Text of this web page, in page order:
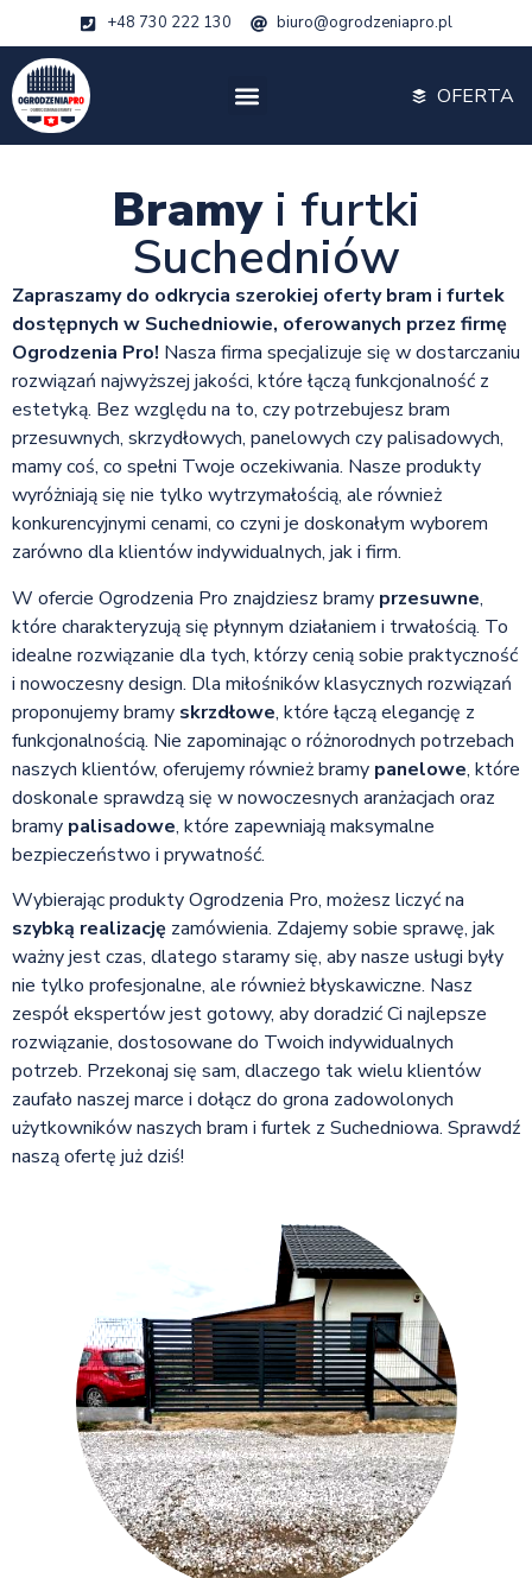
+48 730 222 130 biuro@ogrodzeniapro.pl
OFERTA
Bramy i furtki
Suchedniów
Zapraszamy do odkrycia szerokiej oferty bram i furtek
dostępnych w Suchedniowie, oferowanych przez firmę
Ogrodzenia Pro! Nasza firma specjalizuje się w dostarczaniu
rozwiązań najwyższej jakości, które łączą funkcjonalność z
estetyką. Bez względu na to, czy potrzebujesz bram
przesuwnych, skrzydłowych, panelowych czy palisadowych,
mamy coś, co spełni Twoje oczekiwania. Nasze produkty
wyróżniają się nie tylko wytrzymałością, ale również
konkurencyjnymi cenami, co czyni je doskonałym wyborem
zarówno dla klientów indywidualnych, jak i firm.
W ofercie Ogrodzenia Pro znajdziesz bramy przesuwne,
które charakteryzują się płynnym działaniem i trwałością. To
idealne rozwiązanie dla tych, którzy cenią sobie praktyczność
i nowoczesny design. Dla miłośników klasycznych rozwiązań
proponujemy bramy skrzdłowe, które łączą elegancję z
funkcjonalnością. Nie zapominając o różnorodnych potrzebach
naszych klientów, oferujemy również bramy panelowe, które
doskonale sprawdzą się w nowoczesnych aranżacjach oraz
bramy palisadowe, które zapewniają maksymalne
bezpieczeństwo i prywatność.
Wybierając produkty Ogrodzenia Pro, możesz liczyć na
szybką realizację zamówienia. Zdajemy sobie sprawę, jak
ważny jest czas, dlatego staramy się, aby nasze usługi były
nie tylko profesjonalne, ale również błyskawiczne. Nasz
zespół ekspertów jest gotowy, aby doradzić Ci najlepsze
rozwiązanie, dostosowane do Twoich indywidualnych
potrzeb. Przekonaj się sam, dlaczego tak wielu klientów
zaufało naszej marce i dołącz do grona zadowolonych
użytkowników naszych bram i furtek z Suchedniowa. Sprawdź
naszą ofertę już dziś!